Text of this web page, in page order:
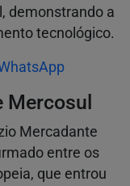
demonstrando a
tecnológico.
Mercosul
Mercadante
entre os
que entrou